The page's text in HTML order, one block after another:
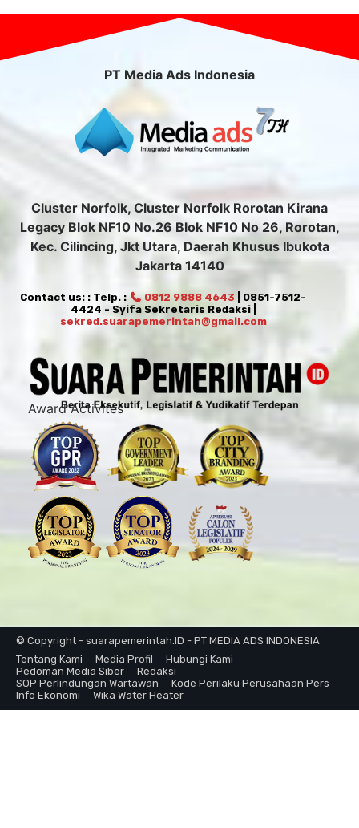
PT Media Ads Indonesia
Cluster Norfolk, Cluster Norfolk Rorotan Kirana
Legacy Blok NF10 No.26 Blok NF10 No 26, Rorotan,
Kec. Cilincing, Jkt Utara, Daerah Khusus Ibukota
Jakarta 14140
Contact us: : Telp. : 0812 9888 4643 | 0851-7512-
4424 - Syifa Sekretaris Redaksi |
sekred.suarapemerintah@gmail.com
Award Activites
© Copyright - suarapemerintah.ID - PT MEDIA ADS INDONESIA
Tentang Kami
Media Profil
Hubungi Kami
Pedoman Media Siber
Redaksi
SOP Perlindungan Wartawan
Kode Perilaku Perusahaan Pers
Info Ekonomi
Wika Water Heater